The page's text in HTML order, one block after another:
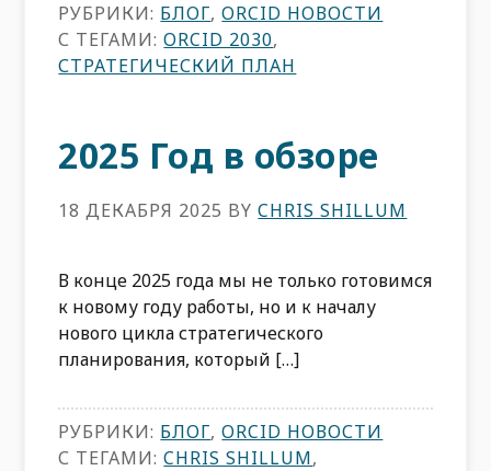
РУБРИКИ: БЛОГ,ORCID НОВОСТИ
С ТЕГАМИ:ORCID 2030,
СТРАТЕГИЧЕСКИЙ ПЛАН
2025 Год в обзоре
18 ДЕКАБРЯ 2025 BYCHRIS SHILLUM
В конце 2025 года мы не только готовимся
к новому году работы, но и к началу
нового цикла стратегического
планирования, который […]
РУБРИКИ: БЛОГ,ORCID НОВОСТИ
С ТЕГАМИ:CHRIS SHILLUM,